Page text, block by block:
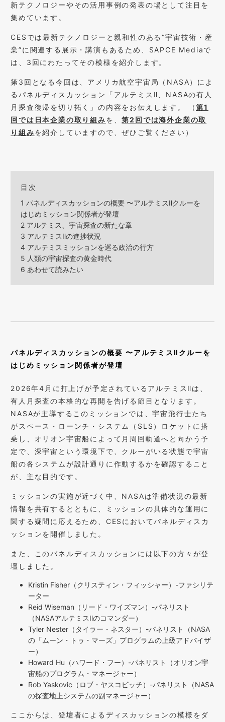
新テクノロジーやその活用事例の発表の場として注目を
集めています。
CESでは最新テクノロジーと親和性のある“宇宙技術・産
業”に関連する展示・講演もあるため、SAPCE Mediaで
は、3回にわたってその模様を紹介します。
第3回となる今回は、アメリカ航空宇宙局（NASA）によ
るパネルディスカッション「アルテミスⅡ、NASAの有人
月探査復帰を切り拓く」の内容をお伝えします。 （第1
回では日本企業の取り組みを、第2回では海外企業の取
り組みを紹介していますので、ぜひご覧ください）
目次
1 パネルディスカッションの概要 〜アルテミスⅡクルーを
はじめミッション関係者が登壇
2 アルテミス、宇宙探査の新たな章
3 アルテミスⅡの進捗状況
4 アルテミスミッションを巡る政治の行方
5 人類の宇宙探査の黄金時代
6 あわせて読みたい
パネルディスカッションの概要 〜アルテミスⅡクルーを
はじめミッション関係者が登壇
2026年4月に打上げが予定されているアルテミスⅡは、
有人月探査の本格的な再開を告げる節目となります。
NASAが主導するこのミッションでは、宇宙飛行士たち
がスペース・ローンチ・システム（SLS）ロケットに搭
乗し、オリオン宇宙船によって月周回軌道へと向かう予
定で、深宇宙という環境下で、クルーがいる状態で宇宙
船の各システムが設計通りに作動するかを確認すること
が、主な目的です。
ミッションの実施が近づく中、NASAは準備状況の最新
情報を共有するとともに、ミッションの具体的な運用に
関する疑問に応えるため、CESにおいてパネルディスカ
ッションを開催しました。
また、このパネルディスカッションには以下の方々が登
壇しました。
Kristin Fisher（クリスティン・フィッシャー）-ファシリテ
ーター
Reid Wiseman（リード・ワイズマン）-パネリスト
（NASAアルテミスⅡのコマンダー）
Tyler Nester（タイラー・ネスター）-パネリスト（NASA
の「ムーン・トゥ・マーズ」プログラムの上級アドバイザ
ー）
Howard Hu（ハワード・フー）-パネリスト（オリオン宇
宙船のプログラム・マネージャー）
Rob Yaskovic（ロブ・ヤスコビッチ）-パネリスト（NASA
の探査地上システムの副マネージャー）
ここからは、登壇者によるディスカッションの模様をダ